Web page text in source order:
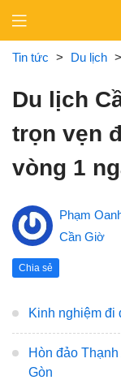
content
Tin tức > Du lịch >
Du lịch
trọn vẹn
vòng 1
Phạm
Cần Giờ
Chia sẻ
Kinh nghiệm đi
Hòn đảo
Gòn